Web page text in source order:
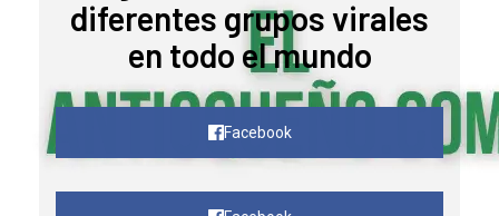
diferentes grupos virales
en todo el mundo
Facebook